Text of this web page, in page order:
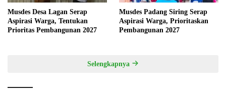
Musdes Desa Lagan Serap
Aspirasi Warga, Tentukan
Prioritas Pembangunan 2027
Musdes Padang Siring Serap
Aspirasi Warga, Prioritaskan
Pembangunan 2027
Selengkapnya